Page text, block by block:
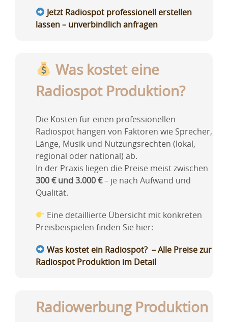
Jetzt Radiospot professionell erstellen
lassen – unverbindlich anfragen
Was kostet eine
Radiospot Produktion?
Die Kosten für einen professionellen
Radiospot hängen von Faktoren wie Sprecher,
Länge, Musik und Nutzungsrechten (lokal,
regional oder national) ab.
In der Praxis liegen die Preise meist zwischen
300 € und 3.000 €– je nach Aufwand und
Qualität.
Eine detaillierte Übersicht mit konkreten
Preisbeispielen finden Sie hier:
Was kostet ein Radiospot? – Alle Preise zur
Radiospot Produktion im Detail
Radiowerbung Produktion